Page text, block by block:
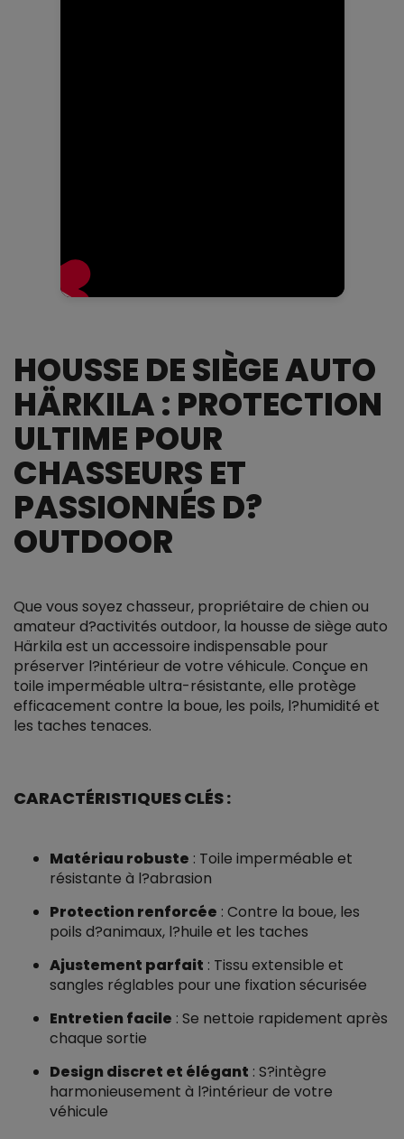
HOUSSE DE SIÈGE AUTO
HÄRKILA : PROTECTION
ULTIME POUR
CHASSEURS ET
PASSIONNÉS D?
OUTDOOR
Que vous soyez chasseur, propriétaire de chien ou
amateur d?activités outdoor, la housse de siège auto
Härkila est un accessoire indispensable pour
préserver l?intérieur de votre véhicule. Conçue en
toile imperméable ultra-résistante, elle protège
efficacement contre la boue, les poils, l?humidité et
les taches tenaces.
CARACTÉRISTIQUES CLÉS :
Matériau robuste : Toile imperméable et
résistante à l?abrasion
Protection renforcée : Contre la boue, les
poils d?animaux, l?huile et les taches
Ajustement parfait : Tissu extensible et
sangles réglables pour une fixation sécurisée
Entretien facile : Se nettoie rapidement après
chaque sortie
Design discret et élégant : S?intègre
harmonieusement à l?intérieur de votre
véhicule